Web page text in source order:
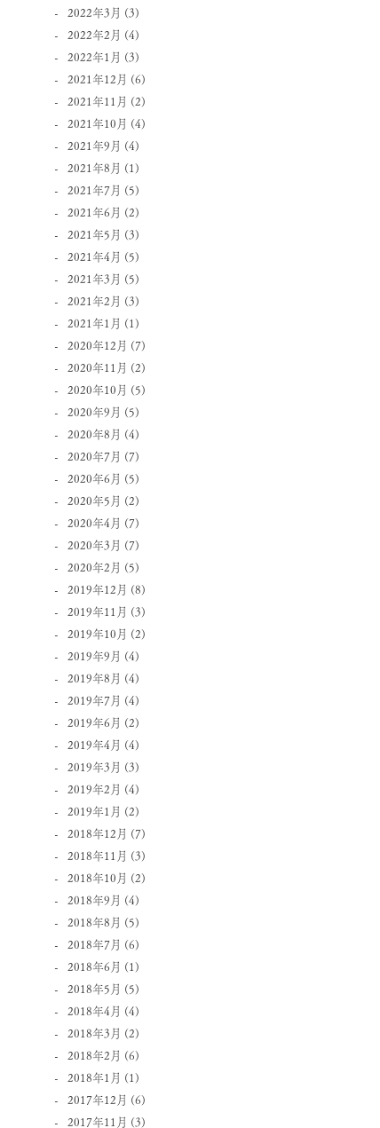
2022年3月 (3)
2022年2月 (4)
2022年1月 (3)
2021年12月 (6)
2021年11月 (2)
2021年10月 (4)
2021年9月 (4)
2021年8月 (1)
2021年7月 (5)
2021年6月 (2)
2021年5月 (3)
2021年4月 (5)
2021年3月 (5)
2021年2月 (3)
2021年1月 (1)
2020年12月 (7)
2020年11月 (2)
2020年10月 (5)
2020年9月 (5)
2020年8月 (4)
2020年7月 (7)
2020年6月 (5)
2020年5月 (2)
2020年4月 (7)
2020年3月 (7)
2020年2月 (5)
2019年12月 (8)
2019年11月 (3)
2019年10月 (2)
2019年9月 (4)
2019年8月 (4)
2019年7月 (4)
2019年6月 (2)
2019年4月 (4)
2019年3月 (3)
2019年2月 (4)
2019年1月 (2)
2018年12月 (7)
2018年11月 (3)
2018年10月 (2)
2018年9月 (4)
2018年8月 (5)
2018年7月 (6)
2018年6月 (1)
2018年5月 (5)
2018年4月 (4)
2018年3月 (2)
2018年2月 (6)
2018年1月 (1)
2017年12月 (6)
2017年11月 (3)